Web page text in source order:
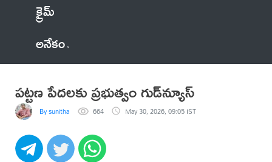
క్రైమ్
అనేకం
పట్టణ పేదలకు ప్రభుత్వం గుడ్‌న్యూస్
By sunitha 664 May 30, 2026, 09:05 IST